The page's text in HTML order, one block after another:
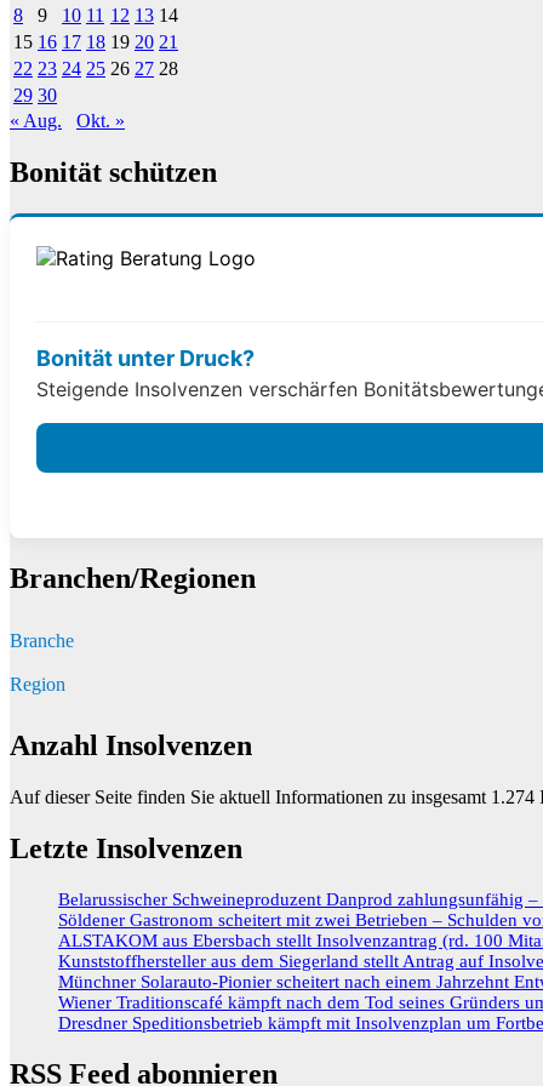
8 9 10 11 12 13 14
15 16 17 18 19 20 21
22 23 24 25 26 27 28
29 30
« Aug.
Okt. »
Bonität schützen
Bonität unter Druck?
Steigende Insolvenzen verschärfen
Branchen/Regionen
Branche
Region
Anzahl Insolvenzen
Auf dieser Seite finden Sie aktuell Informationen zu insgesamt 1.274
Letzte Insolvenzen
Belarussischer Schweineproduzent Danprod zahlungsunfähig
Söldener Gastronom scheitert mit zwei Betrieben – Schulden
ALSTAKOM aus Ebersbach stellt Insolvenzantrag (rd. 100
Kunststoffhersteller aus dem Siegerland stellt Antrag auf
Münchner Solarauto-Pionier scheitert nach einem Jahrzehnt
Wiener Traditionscafé kämpft nach dem Tod seines Gründers
Dresdner Speditionsbetrieb kämpft mit Insolvenzplan um
RSS Feed abonnieren